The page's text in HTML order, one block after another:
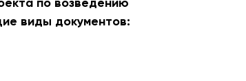
виды документов: